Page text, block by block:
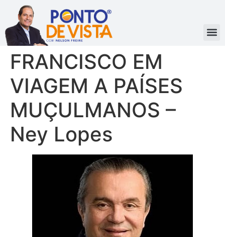
FRANCISCO EM
VIAGEM A PAÍSES
MUÇULMANOS –
Ney Lopes